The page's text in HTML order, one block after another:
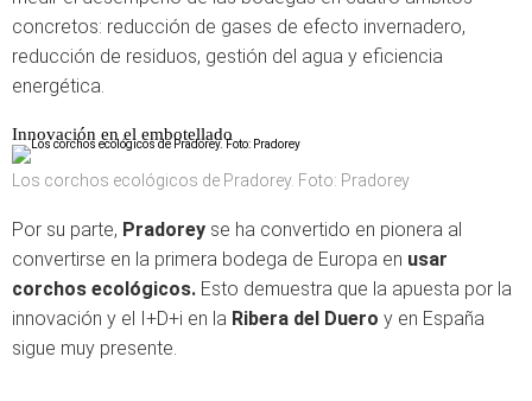
concretos: reducción de gases de efecto invernadero,
reducción de residuos, gestión del agua y eficiencia
energética.
Innovación en el embotellado
Los corchos ecológicos de Pradorey. Foto: Pradorey
Por su parte, Pradorey se ha convertido en pionera al
convertirse en la primera bodega de Europa en usar
corchos ecológicos. Esto demuestra que la apuesta por la
innovación y el I+D+i en la Ribera del Duero y en España
sigue muy presente.